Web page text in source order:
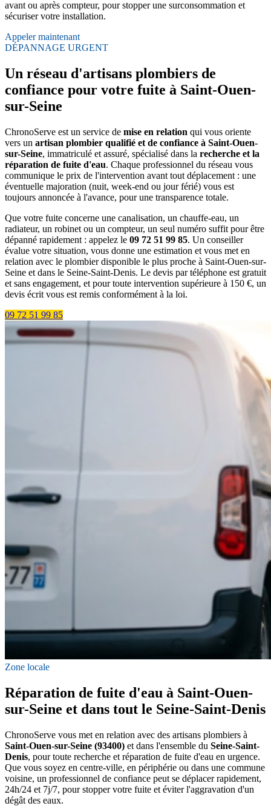
avant ou après compteur, pour stopper une surconsommation et
sécuriser votre installation.
Appeler maintenant
DÉPANNAGE URGENT
Un réseau d'artisans plombiers de
confiance pour votre fuite à Saint-Ouen-
sur-Seine
ChronoServe est un service de mise en relation qui vous oriente
vers un artisan plombier qualifié et de confiance à Saint-Ouen-
sur-Seine, immatriculé et assuré, spécialisé dans la recherche et la
réparation de fuite d'eau. Chaque professionnel du réseau vous
communique le prix de l'intervention avant tout déplacement : une
éventuelle majoration (nuit, week-end ou jour férié) vous est
toujours annoncée à l'avance, pour une transparence totale.
Que votre fuite concerne une canalisation, un chauffe-eau, un
radiateur, un robinet ou un compteur, un seul numéro suffit pour être
dépanné rapidement : appelez le 09 72 51 99 85. Un conseiller
évalue votre situation, vous donne une estimation et vous met en
relation avec le plombier disponible le plus proche à Saint-Ouen-sur-
Seine et dans le Seine-Saint-Denis. Le devis par téléphone est gratuit
et sans engagement, et pour toute intervention supérieure à 150 €, un
devis écrit vous est remis conformément à la loi.
09 72 51 99 85
Zone locale
Réparation de fuite d'eau à Saint-Ouen-
sur-Seine et dans tout le Seine-Saint-Denis
ChronoServe vous met en relation avec des artisans plombiers à
Saint-Ouen-sur-Seine (93400) et dans l'ensemble du Seine-Saint-
Denis, pour toute recherche et réparation de fuite d'eau en urgence.
Que vous soyez en centre-ville, en périphérie ou dans une commune
voisine, un professionnel de confiance peut se déplacer rapidement,
24h/24 et 7j/7, pour stopper votre fuite et éviter l'aggravation d'un
dégât des eaux.